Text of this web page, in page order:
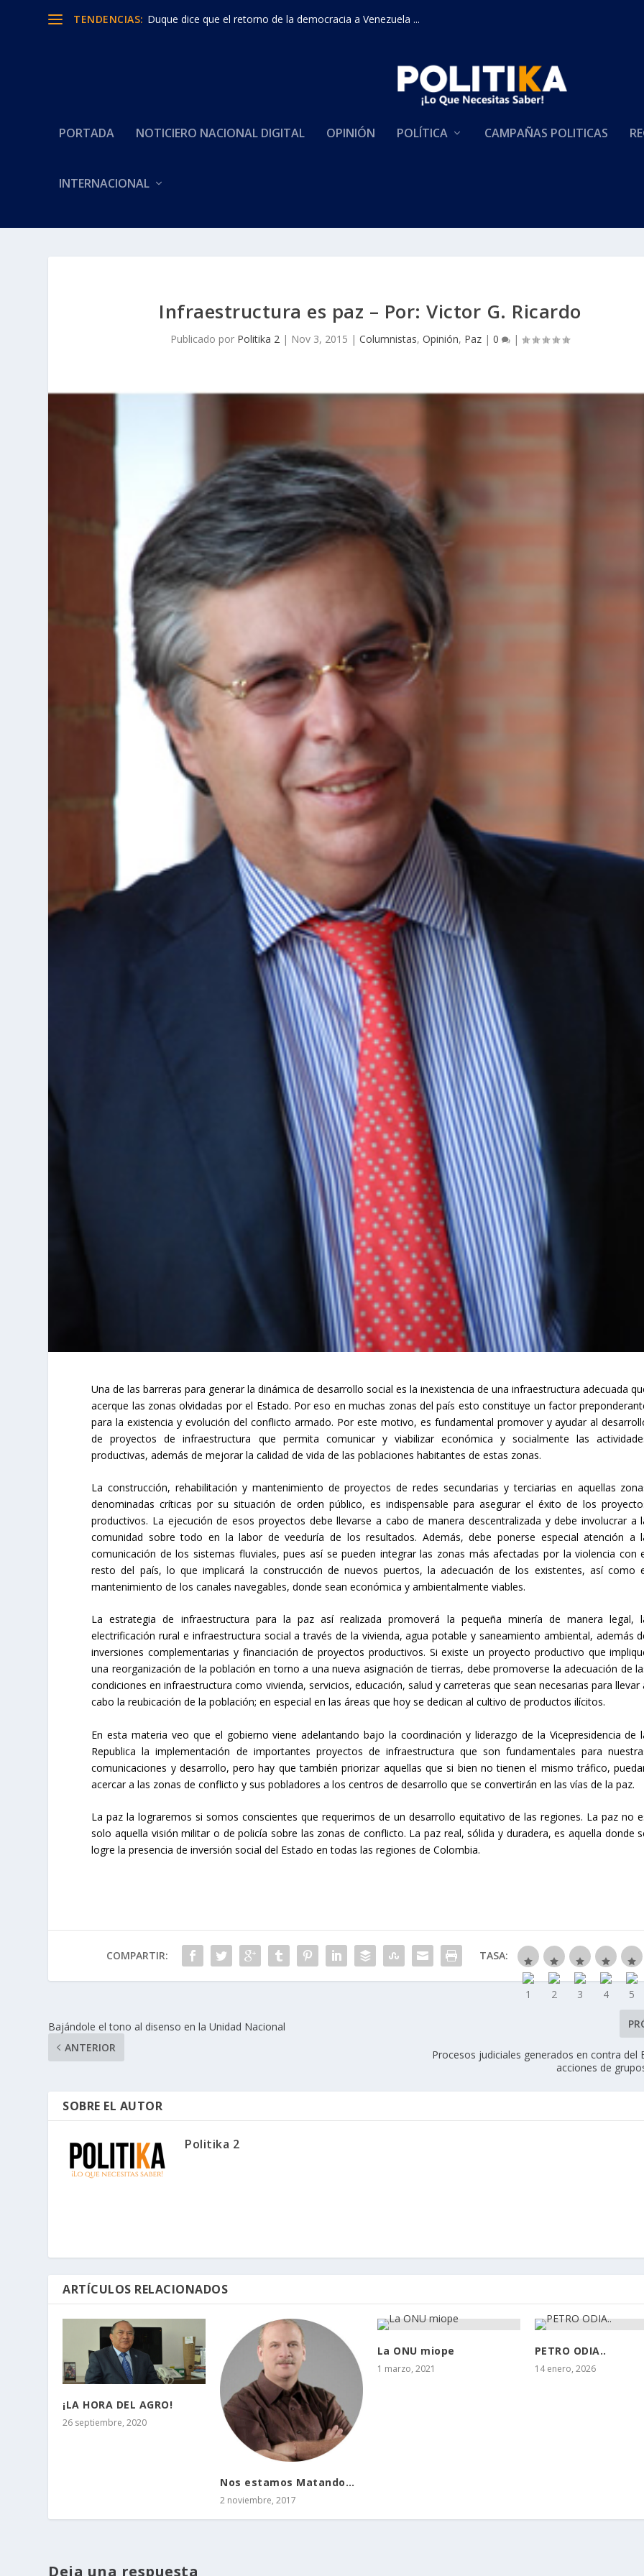
TENDENCIAS: Duque dice que el retorno de la democracia a Venezuela ...
PORTADA NOTICIERO NACIONAL DIGITAL OPINIÓN POLÍTICA CAMPAÑAS POLITICAS
INTERNACIONAL
Infraestructura es paz – Por: Victor G. Ricardo
Publicado por Politika 2 | Nov 3, 2015 |Columnistas,Opinión, Paz |0 |
Una de las barreras para generar la dinámica de desarrollo social es la inexistencia de una infraestructura adecuada
acerque las zonas olvidadas por el Estado. Por eso en muchas zonas del país esto constituye un factor
para la existencia y evolución del conflicto armado. Por este motivo, es fundamental promover y ayudar al
de proyectos de infraestructura que permita comunicar y viabilizar económica y socialmente las
productivas, además de mejorar la calidad de vida de las poblaciones habitantes de estas zonas.
La construcción, rehabilitación y mantenimiento de proyectos de redes secundarias y terciarias en aquellas
denominadas críticas por su situación de orden público, es indispensable para asegurar el éxito de los
productivos. La ejecución de esos proyectos debe llevarse a cabo de manera descentralizada y debe involucrar a
comunidad sobre todo en la labor de veeduría de los resultados. Además, debe ponerse especial atención a
comunicación de los sistemas fluviales, pues así se pueden integrar las zonas más afectadas por la violencia con
resto del país, lo que implicará la construcción de nuevos puertos, la adecuación de los existentes, así como
mantenimiento de los canales navegables, donde sean económica y ambientalmente viables.
La estrategia de infraestructura para la paz así realizada promoverá la pequeña minería de manera legal,
electrificación rural e infraestructura social a través de la vivienda, agua potable y saneamiento ambiental, además
inversiones complementarias y financiación de proyectos productivos. Si existe un proyecto productivo que
una reorganización de la población en torno a una nueva asignación de tierras, debe promoverse la adecuación de
condiciones en infraestructura como vivienda, servicios, educación, salud y carreteras que sean necesarias para llevar
cabo la reubicación de la población; en especial en las áreas que hoy se dedican al cultivo de productos ilícitos.
En esta materia veo que el gobierno viene adelantando bajo la coordinación y liderazgo de la Vicepresidencia de
Republica la implementación de importantes proyectos de infraestructura que son fundamentales para
comunicaciones y desarrollo, pero hay que también priorizar aquellas que si bien no tienen el mismo tráfico,
acercar a las zonas de conflicto y sus pobladores a los centros de desarrollo que se convertirán en las vías de la paz.
La paz la lograremos si somos conscientes que requerimos de un desarrollo equitativo de las regiones. La paz no
solo aquella visión militar o de policía sobre las zonas de conflicto. La paz real, sólida y duradera, es aquella donde
logre la presencia de inversión social del Estado en todas las regiones de Colombia.
COMPARTIR: TASA:
Bajándole el tono al disenso en la Unidad Nacional
ANTERIOR
Procesos judiciales generados en contra del
acciones de
SOBRE EL AUTOR
Politika 2
ARTÍCULOS RELACIONADOS
¡LA HORA DEL AGRO!
26 septiembre, 2020
Nos estamos Matando…
2 noviembre, 2017
La ONU miope
1 marzo, 2021
PETRO ODIA..
14 enero, 2026
Deja una respuesta